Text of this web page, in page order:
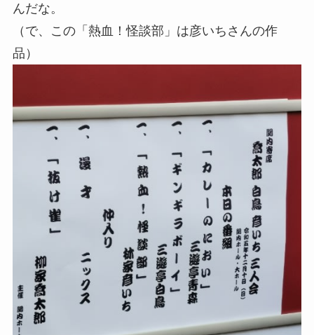
んだな。
（で、この「熱血！怪談部」は彦いちさんの作
品）